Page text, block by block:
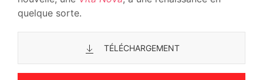
quelque sorte.
TÉLÉCHARGEMENT